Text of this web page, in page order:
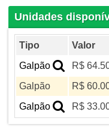
Unidades
Tipo Valor
Galpão
R$
Galpão
R$
Galpão
R$